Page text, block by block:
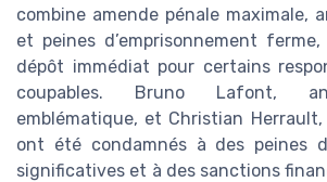
combine amende pénale maximale,
et peines d’emprisonnement
dépôt immédiat pour certains
coupables. Bruno Lafont,
emblématique, et Christian
ont été condamnés à des peines
significatives et à des sanctions